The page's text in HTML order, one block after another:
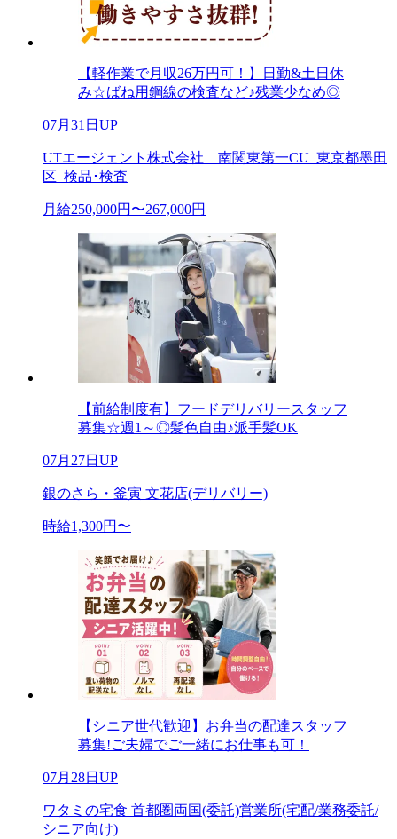
【軽作業で月収26万円可！】日勤&土日休
み☆ばね用鋼線の検査など♪残業少なめ◎
07月31日UP
UTエージェント株式会社 南関東第一CU_東京都墨田
区_検品･検査
月給250,000円〜267,000円
【前給制度有】フードデリバリースタッフ
募集☆週1～◎髪色自由♪派手髪OK
07月27日UP
銀のさら・釜寅 文花店(デリバリー)
時給1,300円〜
【シニア世代歓迎】お弁当の配達スタッフ
募集!ご夫婦でご一緒にお仕事も可！
07月28日UP
ワタミの宅食 首都圏両国(委託)営業所(宅配/業務委託/
シニア向け)